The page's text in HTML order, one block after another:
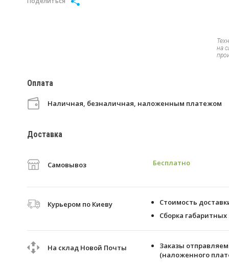
на
Оплата
Наличная, безналичная, наложенным платежом
Доставка
Самовывоз Бесплатно
Курьером по Киеву
Стоимость
Сборка
На склад Новой Почты
Заказы
(наложенного